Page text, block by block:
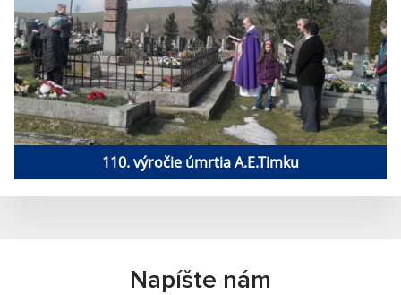
110. výročie úmrtia A.E.Timku
Napíšte nám